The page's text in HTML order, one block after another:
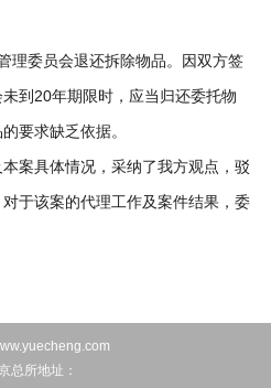
理委员会退还拆除物品。因双方签
到20年期限时，应当归还委托物
要求缺乏依据。
案具体情况，采纳了我方观点，驳
于该案的代理工作及案件结果，委
总所地址：